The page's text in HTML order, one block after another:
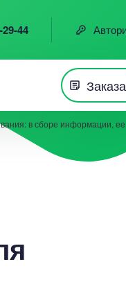
44
в сборе информации, ее